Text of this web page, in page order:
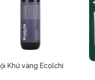
Khử vàng Ecolchi